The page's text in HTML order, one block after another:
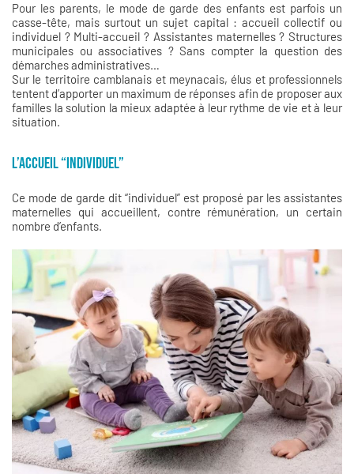
Pour les parents, le mode de garde des enfants est parfois un
casse-tête, mais surtout un sujet capital : accueil collectif ou
individuel ? Multi-accueil ? Assistantes maternelles ? Structures
municipales ou associatives ? Sans compter la question des
démarches administratives…
Sur le territoire camblanais et meynacais, élus et professionnels
tentent d’apporter un maximum de réponses afin de proposer aux
familles la solution la mieux adaptée à leur rythme de vie et à leur
situation.
L’ACCUEIL “INDIVIDUEL”
Ce mode de garde dit “individuel” est proposé par les assistantes
maternelles qui accueillent, contre rémunération, un certain
nombre d’enfants.